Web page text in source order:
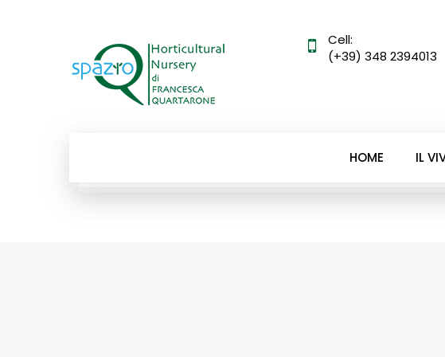
Cell:
(+39) 348 2394013
HOME IL